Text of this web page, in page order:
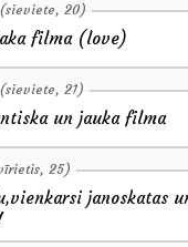
(sieviete, 20)
filma (love)
(sieviete, 21)
un jauka filma
25)
janoskatas